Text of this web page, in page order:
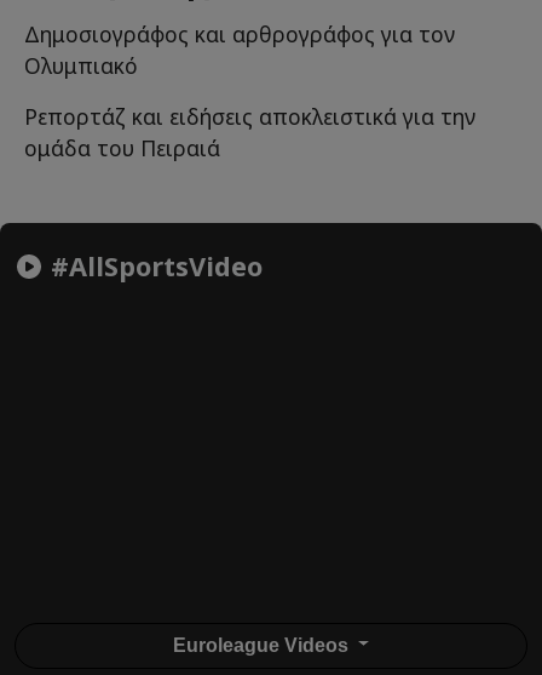
Δημοσιογράφος και αρθρογράφος για τον
Ολυμπιακό
Ρεπορτάζ και ειδήσεις αποκλειστικά για την
ομάδα του Πειραιά
#AllSportsVideo
Euroleague Videos